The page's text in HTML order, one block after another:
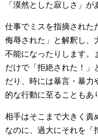
「漠然とした寂しさ」が
仕事でミスを指摘された
侮辱された」と解釈し、
不能になったりします。
だけで「拒絶された！」
だり、時には暴言・暴力
的な行動に至ることもあ
相手はそこまで大きく責
なのに、過大にそれを「